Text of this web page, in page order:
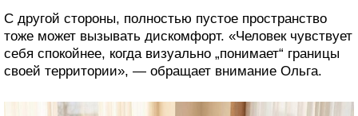
С другой стороны, полностью пустое пространство
тоже может вызывать дискомфорт. «Человек чувствует
себя спокойнее, когда визуально „понимает“ границы
своей территории», — обращает внимание Ольга.